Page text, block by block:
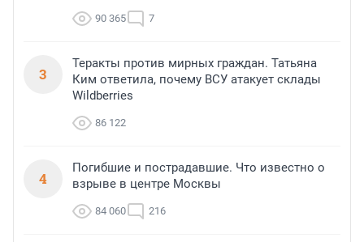
90 365 7
3
Теракты против мирных граждан. Татьяна
Ким ответила, почему ВСУ атакует склады
Wildberries
86 122
4
Погибшие и пострадавшие. Что известно о
взрыве в центре Москвы
84 060 216